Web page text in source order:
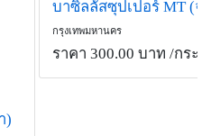
)
กรุงเทพมหานคร
ราคา 300.00 บาท /กระป๋